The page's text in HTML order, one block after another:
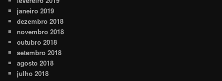
janeiro 2019
dezembro 2018
novembro 2018
outubro 2018
setembro 2018
agosto 2018
julho 2018